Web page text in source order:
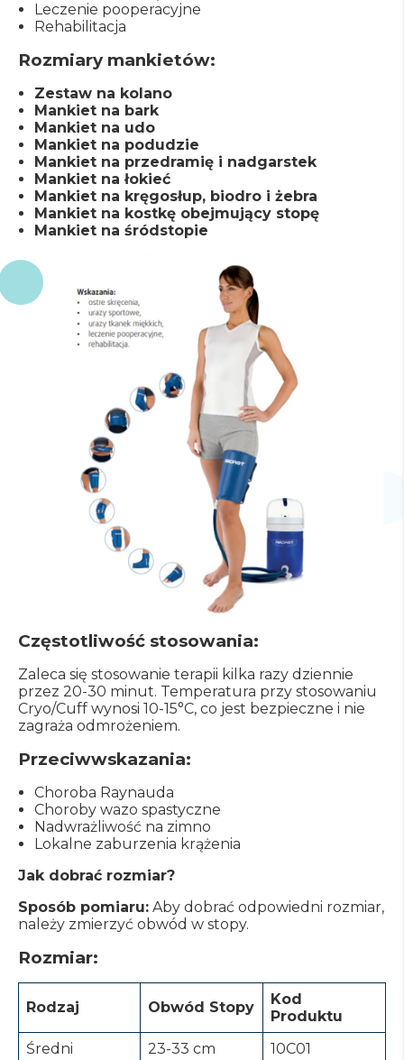
Leczenie pooperacyjne
Rehabilitacja
Rozmiary mankietów:
Zestaw na kolano
Mankiet na bark
Mankiet na udo
Mankiet na podudzie
Mankiet na przedramię i nadgarstek
Mankiet na łokieć
Mankiet na kręgosłup, biodro i żebra
Mankiet na kostkę obejmujący stopę
Mankiet na śródstopie
Częstotliwość stosowania:
Zaleca się stosowanie terapii kilka razy dziennie
przez 20-30 minut. Temperatura przy stosowaniu
Cryo/Cuff wynosi 10-15°C, co jest bezpieczne i nie
zagraża odmrożeniem.
Przeciwwskazania:
Choroba Raynauda
Choroby wazo spastyczne
Nadwrażliwość na zimno
Lokalne zaburzenia krążenia
Jak dobrać rozmiar?
Sposób pomiaru: Aby dobrać odpowiedni rozmiar,
należy zmierzyć obwód w stopy.
Rozmiar:
Rodzaj Obwód Stopy
Kod
Produktu
Średni
23-33 cm 10C01